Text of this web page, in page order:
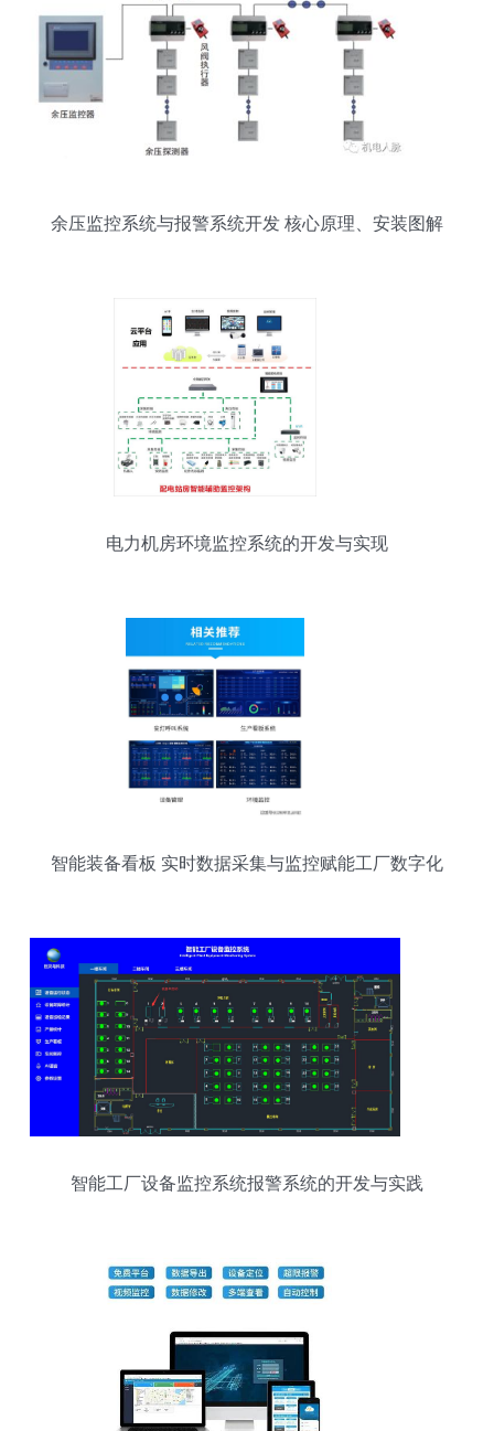
余压监控系统与报警系统开发 核心原理、安装图解
电力机房环境监控系统的开发与实现
智能装备看板 实时数据采集与监控赋能工厂数字化
智能工厂设备监控系统报警系统的开发与实践